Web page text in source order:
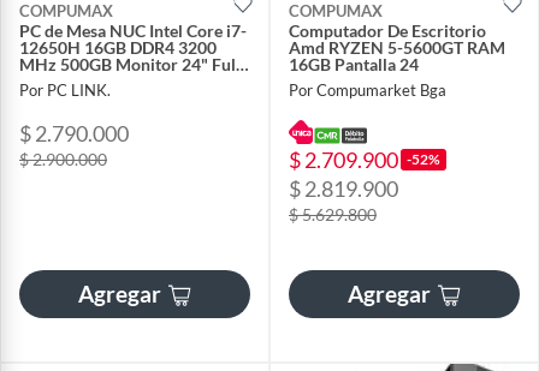
COMPUMAX
PC de Mesa NUC Intel Core i7-
12650H 16GB DDR4 3200
MHz 500GB Monitor 24" Full
HD
Por PC LINK.
$ 2.790.000
$ 2.900.000
Agregar
COMPUMAX
Computador De Escritorio
Amd RYZEN 5-5600GT RAM
16GB Pantalla 24
Por Compumarket Bga
$ 2.709.900 -52%
$ 2.819.900
$ 5.629.800
Agregar